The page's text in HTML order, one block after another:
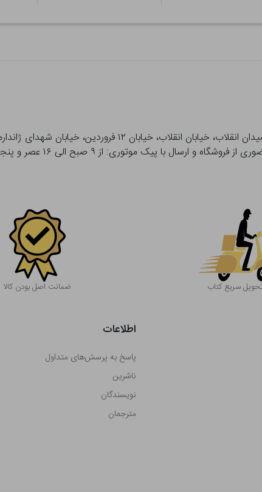
با پیک موتوری: از ۹ صبح الی ۱۶ عصر و پنجشنبه ها تا ۱۲
تحویل سریع کتاب
بصورت حضوری از آدرس تحویل حضوری سفارش خود را بدون هیچ هزینه ای تحویل بگیرید.
ضمانت اصل بودن کالا
اطلاعات
پاسخ به پرسش‌های متداول
ناشرین
نویسندگان
مترجمان